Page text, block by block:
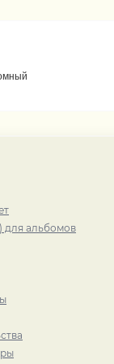
для альбомов